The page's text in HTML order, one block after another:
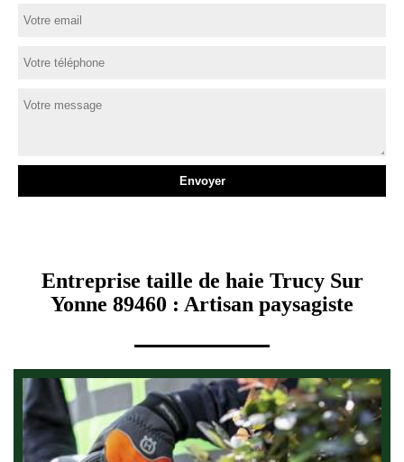
Entreprise taille de haie Trucy Sur
Yonne 89460 : Artisan paysagiste